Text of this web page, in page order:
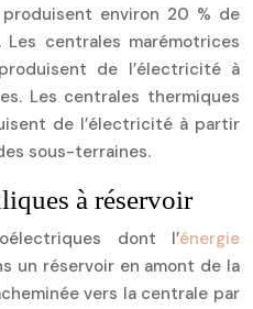
environ 20 % de
centrales marémotrices
de l’électricité à
Les centrales thermiques
de l’électricité à partir
sous-terraines.
à réservoir
dont l’énergie
un réservoir en amont de la
vers la centrale par